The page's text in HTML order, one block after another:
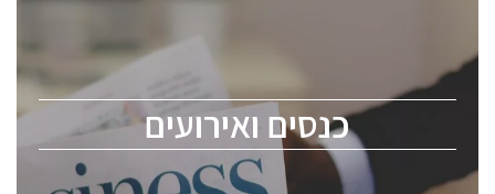
כנסים ואירועים
לכל העוסקים בתעשיית הסמיקונדקטור כולל מהנדסים,
ChipEx2026 will be held on May 12-13, 2026. The
conference is intended for everyone involved in the